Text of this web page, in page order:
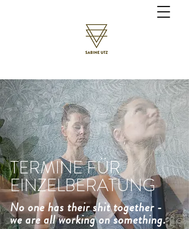
TERMINE FÜR
EINZELBERATUNG
No one has their shit together -
we are all working on something.